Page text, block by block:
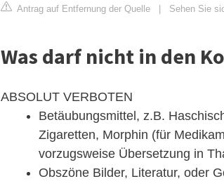
Antrag auf Entfernung der Quelle | Sehen Sie
Was darf nicht in den
ABSOLUT VERBOTEN
Betäubungsmittel, z.B.
Zigaretten, Morphin (für
vorzugsweise Übersetzung in
Obszöne Bilder, Literatur, oder